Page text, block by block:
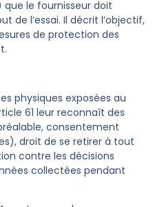
le fournisseur doit
de l’essai. Il décrit l’objectif,
de protection des
physiques exposées au
61 leur reconnaît des
consentement
droit de se retirer à tout
contre les décisions
collectées pendant